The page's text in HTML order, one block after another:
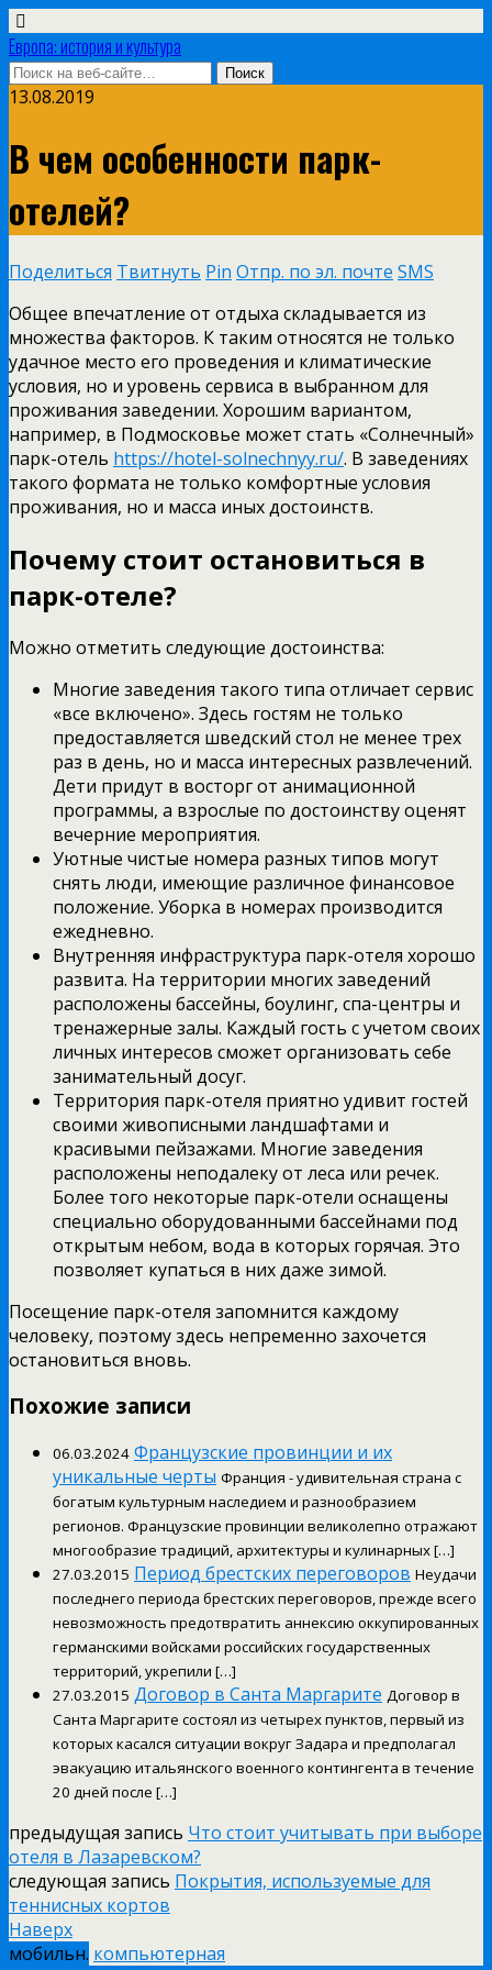
Европа: история и культура
13.08.2019
В чем особенности парк-
отелей?
Поделиться Твитнуть Pin Отпр. по эл. почте SMS
Общее впечатление от отдыха складывается из
множества факторов. К таким относятся не только
удачное место его проведения и климатические
условия, но и уровень сервиса в выбранном для
проживания заведении. Хорошим вариантом,
например, в Подмосковье может стать «Солнечный»
парк-отель https://hotel-solnechnyy.ru/. В заведениях
такого формата не только комфортные условия
проживания, но и масса иных достоинств.
Почему стоит остановиться в
парк-отеле?
Можно отметить следующие достоинства:
Многие заведения такого типа отличает сервис
«все включено». Здесь гостям не только
предоставляется шведский стол не менее трех
раз в день, но и масса интересных развлечений.
Дети придут в восторг от анимационной
программы, а взрослые по достоинству оценят
вечерние мероприятия.
Уютные чистые номера разных типов могут
снять люди, имеющие различное финансовое
положение. Уборка в номерах производится
ежедневно.
Внутренняя инфраструктура парк-отеля хорошо
развита. На территории многих заведений
расположены бассейны, боулинг, спа-центры и
тренажерные залы. Каждый гость с учетом своих
личных интересов сможет организовать себе
занимательный досуг.
Территория парк-отеля приятно удивит гостей
своими живописными ландшафтами и
красивыми пейзажами. Многие заведения
расположены неподалеку от леса или речек.
Более того некоторые парк-отели оснащены
специально оборудованными бассейнами под
открытым небом, вода в которых горячая. Это
позволяет купаться в них даже зимой.
Посещение парк-отеля запомнится каждому
человеку, поэтому здесь непременно захочется
остановиться вновь.
Похожие записи
06.03.2024 Французские провинции и их
уникальные черты Франция - удивительная страна с
богатым культурным наследием и разнообразием
регионов. Французские провинции великолепно отражают
многообразие традиций, архитектуры и кулинарных […]
27.03.2015 Период брестских переговоров Неудачи
последнего периода брестских переговоров, прежде всего
невозможность предотвратить аннексию оккупированных
германскими войсками российских государственных
территорий, укрепили […]
27.03.2015 Договор в Санта Маргарите Договор в
Санта Маргарите состоял из четырех пунктов, первый из
которых касался ситуации вокруг Задара и предполагал
эвакуацию итальянского военного контингента в течение
20 дней после […]
предыдущая запись Что стоит учитывать при выборе
отеля в Лазаревском?
следующая запись Покрытия, используемые для
теннисных кортов
Наверх
мобильн. компьютерная